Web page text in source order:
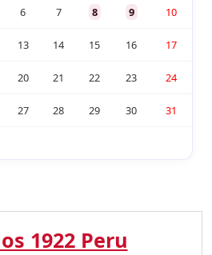
6 7 8 9 10
13 14 15 16 17
20 21 22 23 24
27 28 29 30 31
1922 Peru